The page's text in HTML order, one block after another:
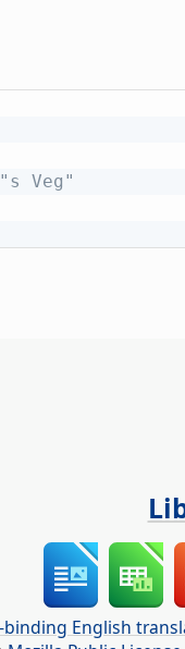
Veg"
English